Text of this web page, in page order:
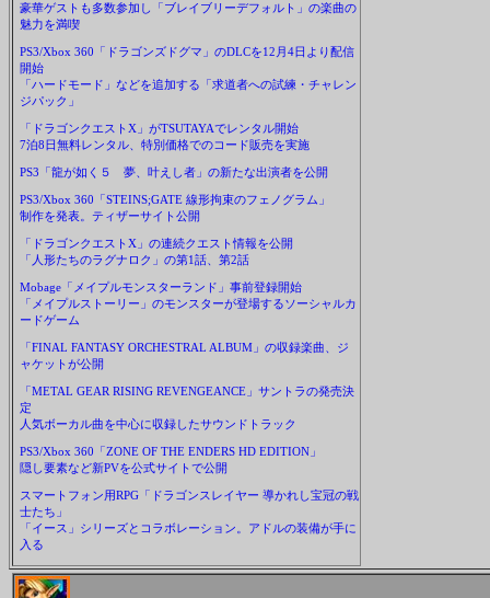
豪華ゲストも多数参加し「ブレイブリーデフォルト」の楽曲の
魅力を満喫
PS3/Xbox 360「ドラゴンズドグマ」のDLCを12月4日より配信
開始
「ハードモード」などを追加する「求道者への試練・チャレン
ジパック」
「ドラゴンクエストX」がTSUTAYAでレンタル開始
7泊8日無料レンタル、特別価格でのコード販売を実施
PS3「龍が如く５ 夢、叶えし者」の新たな出演者を公開
PS3/Xbox 360「STEINS;GATE 線形拘束のフェノグラム」
制作を発表。ティザーサイト公開
「ドラゴンクエストX」の連続クエスト情報を公開
「人形たちのラグナロク」の第1話、第2話
Mobage「メイプルモンスターランド」事前登録開始
「メイプルストーリー」のモンスターが登場するソーシャルカ
ードゲーム
「FINAL FANTASY ORCHESTRAL ALBUM」の収録楽曲、ジ
ャケットが公開
「METAL GEAR RISING REVENGEANCE」サントラの発売決
定
人気ボーカル曲を中心に収録したサウンドトラック
PS3/Xbox 360「ZONE OF THE ENDERS HD EDITION」
隠し要素など新PVを公式サイトで公開
スマートフォン用RPG「ドラゴンスレイヤー 導かれし宝冠の戦
士たち」
「イース」シリーズとコラボレーション。アドルの装備が手に
入る